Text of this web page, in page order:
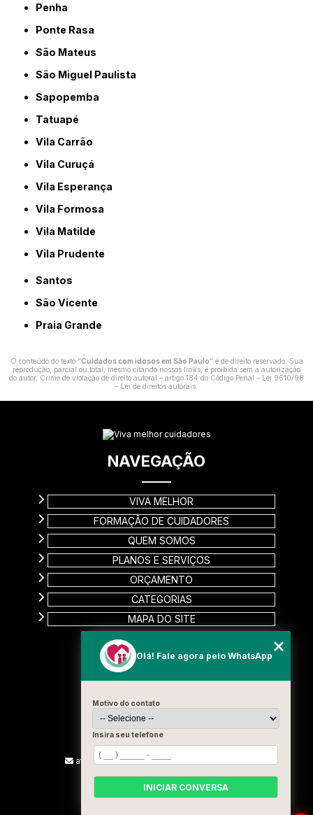
Penha
Ponte Rasa
São Mateus
São Miguel Paulista
Sapopemba
Tatuapé
Vila Carrão
Vila Curuçá
Vila Esperança
Vila Formosa
Vila Matilde
Vila Prudente
Santos
São Vicente
Praia Grande
O conteúdo do texto "Cuidados com idosos em São Paulo" é de direito reservado. Sua
reprodução, parcial ou total, mesmo citando nossos links, é proibida sem a autorização
do autor. Crime de violação de direito autoral – artigo 184 do Código Penal – Lei 9610/98
- Lei de direitos autorais
NAVEGAÇÃO
VIVA MELHOR
FORMAÇÃO DE CUIDADORES
QUEM SOMOS
PLANOS E SERVIÇOS
ORÇAMENTO
CATEGORIAS
MAPA DO SITE
CONTATO
Santo André - SP
CEP: 09185-510
(11) 99715-3131
(13) 9887-2187
atendimento@vivamelhorcuidadores.com
SIGA-NOS!
Olá! Fale agora pelo WhatsApp
Motivo do contato
Insira seu telefone
INICIAR CONVERSA